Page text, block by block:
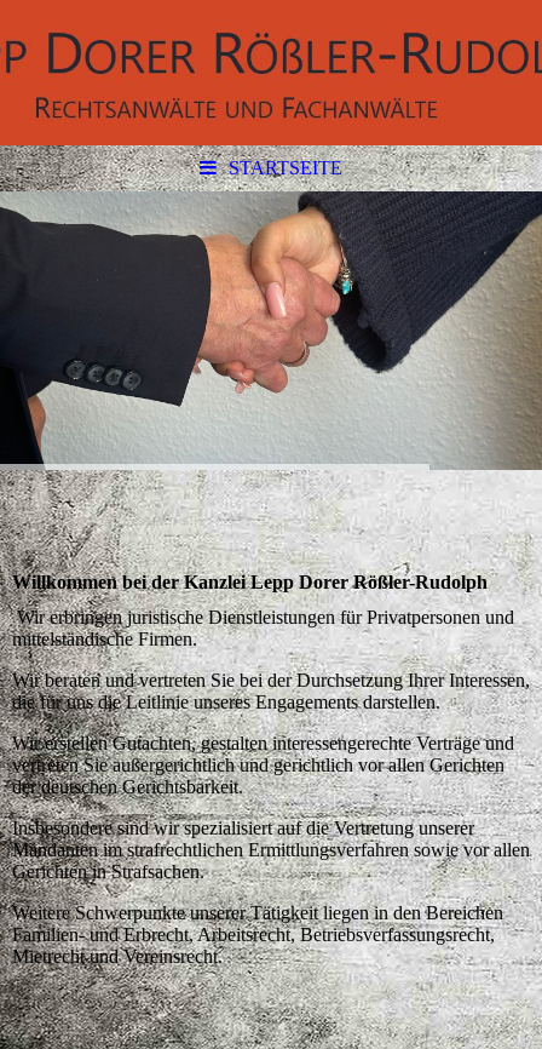
STARTSEITE
Willkommen bei der Kanzlei Lepp Dorer Rößler-Rudolph
Wir erbringen juristische Dienstleistungen für Privatpersonen und
mittelständische Firmen.
Wir beraten und vertreten Sie bei der Durchsetzung Ihrer Interessen,
die für uns die Leitlinie unseres Engagements darstellen.
Wir erstellen Gutachten, gestalten interessengerechte Verträge und
vertreten Sie außergerichtlich und gerichtlich vor allen Gerichten
der deutschen Gerichtsbarkeit.
Insbesondere sind wir spezialisiert auf die Vertretung unserer
Mandanten im strafrechtlichen Ermittlungsverfahren sowie vor allen
Gerichten in Strafsachen.
Weitere Schwerpunkte unserer Tätigkeit liegen in den Bereichen
Familien- und Erbrecht, Arbeitsrecht, Betriebsverfassungsrecht,
Mietrecht und Vereinsrecht.